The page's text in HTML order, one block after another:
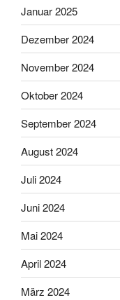
Januar 2025
Dezember 2024
November 2024
Oktober 2024
September 2024
August 2024
Juli 2024
Juni 2024
Mai 2024
April 2024
März 2024